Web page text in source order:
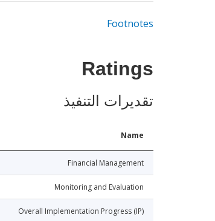
Footnotes
Ratings
تقديرات التنفيذ
Name
Financial Management
Monitoring and Evaluation
Overall Implementation Progress (IP)